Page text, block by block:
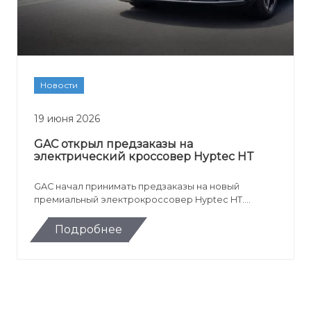
Новости
19 июня 2026
GAC открыл предзаказы на
электрический кроссовер Hyptec HT
GAC начал принимать предзаказы на новый
премиальный электрокроссовер Hyptec HT.
местных условий, зимний пакет, сервисы Яндекса
и VK, а стартовая цена модели составила от 5 999
Подробнее